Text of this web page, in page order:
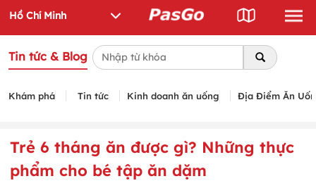
Tin tức & Blog
Khám phá Tin tức Kinh doanh ăn uống Địa Điểm Ăn
Trẻ 6 tháng ăn được gì? Những thực
phẩm cho bé tập ăn dặm